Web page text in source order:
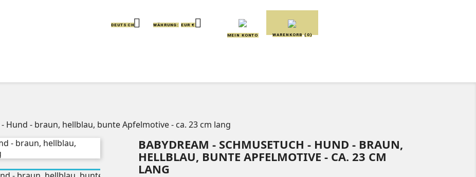
DEUTSCH WÄHRUNG: EUR €
MEIN KONTO WARENKORB (0)
Hund - braun, hellblau, bunte Apfelmotive - ca. 23 cm lang
BABYDREAM - SCHMUSETUCH - HUND - BRAUN,
HELLBLAU, BUNTE APFELMOTIVE - CA. 23 CM
LANG